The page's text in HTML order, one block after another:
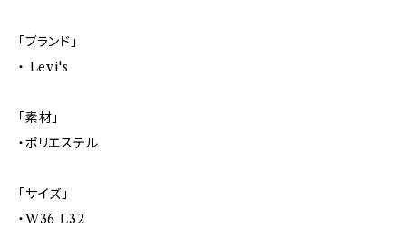
「ブランド」
・ Levi's
「素材」
・ポリエステル
「サイズ」
・W36 L32